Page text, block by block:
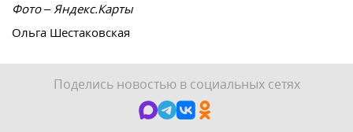
Фото – Яндекс.Карты
Ольга Шестаковская
Поделись новостью в социальных сетях